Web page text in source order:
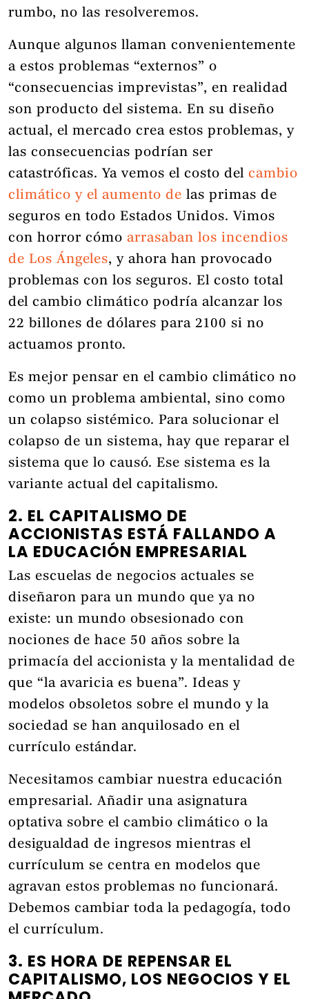
rumbo, no las resolveremos.
Aunque algunos llaman convenientemente
a estos problemas “externos” o
“consecuencias imprevistas”, en realidad
son producto del sistema. En su diseño
actual, el mercado crea estos problemas, y
las consecuencias podrían ser
catastróficas. Ya vemos el costo del cambio
climático y el aumento de las primas de
seguros en todo Estados Unidos. Vimos
con horror cómo arrasaban los incendios
de Los Ángeles, y ahora han provocado
problemas con los seguros. El costo total
del cambio climático podría alcanzar los
22 billones de dólares para 2100 si no
actuamos pronto.
Es mejor pensar en el cambio climático no
como un problema ambiental, sino como
un colapso sistémico. Para solucionar el
colapso de un sistema, hay que reparar el
sistema que lo causó. Ese sistema es la
variante actual del capitalismo.
2. EL CAPITALISMO DE
ACCIONISTAS ESTÁ FALLANDO A
LA EDUCACIÓN EMPRESARIAL
Las escuelas de negocios actuales se
diseñaron para un mundo que ya no
existe: un mundo obsesionado con
nociones de hace 50 años sobre la
primacía del accionista y la mentalidad de
que “la avaricia es buena”. Ideas y
modelos obsoletos sobre el mundo y la
sociedad se han anquilosado en el
currículo estándar.
Necesitamos cambiar nuestra educación
empresarial. Añadir una asignatura
optativa sobre el cambio climático o la
desigualdad de ingresos mientras el
currículum se centra en modelos que
agravan estos problemas no funcionará.
Debemos cambiar toda la pedagogía, todo
el currículum.
3. ES HORA DE REPENSAR EL
CAPITALISMO, LOS NEGOCIOS Y EL